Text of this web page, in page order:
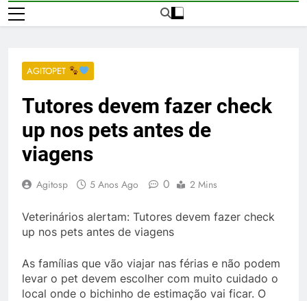
AGITOPET
Tutores devem fazer check
up nos pets antes de
viagens
Agitosp 5 Anos Ago 0 2 Mins
Veterinários alertam: Tutores devem fazer check
up nos pets antes de viagens
As famílias que vão viajar nas férias e não podem
levar o pet devem escolher com muito cuidado o
local onde o bichinho de estimação vai ficar. O